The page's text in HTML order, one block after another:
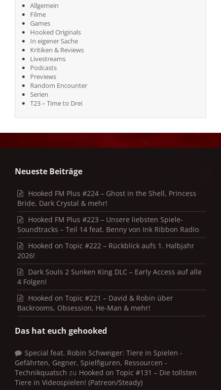
Allgemein
Filme
Games
Hooked Originals
In eigener Sache
Kritiken & Reviews
Livestreams
Podcasts
Previews
Random Encounter
Serien
T23 – Time to Drei
Neueste Beiträge
Hooked FM Plus #224 – Ghost in the Shell, Princess
Bride, Dark Crystal & mehr!
Hooked FM Plus #223 – Unsere liebsten Spiele-
Soundtracks – Teil 14 feat. Benny von Ink Ribbon Radio
Hooked on Topic #222 – Rückblick aufs 1. Halbjahr
2026!
Dark Souls 2 Sunken King DLC – Early Access auf alle
4 Folgen!
Hooked on Topic #221 – David & Robin über
Backrooms, Obsession, He-Man & mehr!
Das hat euch gehooked
Special feat. Robin Schweiger: Tiere in Spielen -
Gefährten, Gegner, Spielfiguren, Ressourcen -
Technikquatsch zu Hooked on Topic #131 – Die tollsten
Tiere in Videospielen! (Patreon/Steady)